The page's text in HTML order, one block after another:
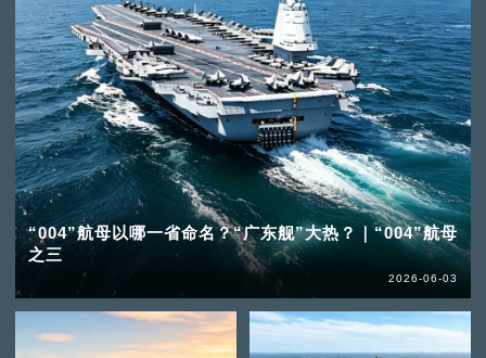
“004”航母以哪一省命名？“广东舰”大热？｜“004”航母
之三
2026-06-03